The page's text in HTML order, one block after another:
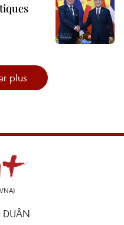
plus
DUÂN